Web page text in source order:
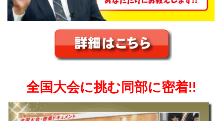
全国大会に挑む同部に密着!!